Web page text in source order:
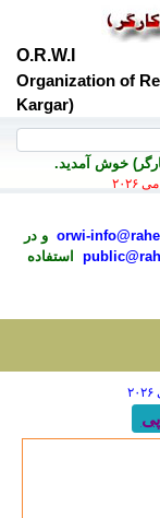
O.R.W.I
Organization of
Kargar)
خوش آمديد.
orwi- و در
استفاده